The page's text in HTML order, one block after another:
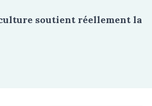
culture soutient réellement la